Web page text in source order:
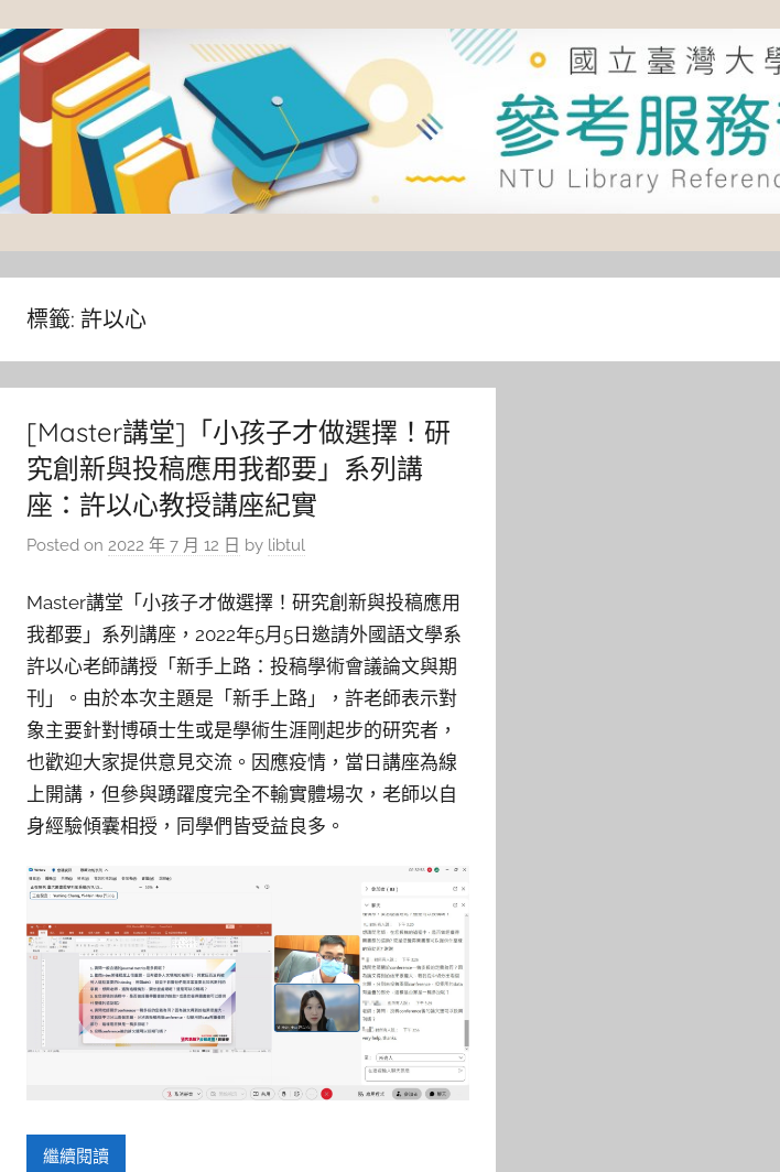
to
content
灣
圖
標籤: 許以心
[Master講堂]「小孩子才做選擇！研
究創新與投稿應用我都要」系列講
座：許以心教授講座紀實
Posted on 2022 年 7 月 12 日 by libtul
Master講堂「小孩子才做選擇！研究創新與投稿應用
我都要」系列講座，2022年5月5日邀請外國語文學系
許以心老師講授「新手上路：投稿學術會議論文與期
刊」。由於本次主題是「新手上路」，許老師表示對
象主要針對博碩士生或是學術生涯剛起步的研究者，
也歡迎大家提供意見交流。因應疫情，當日講座為線
上開講，但參與踴躍度完全不輸實體場次，老師以自
身經驗傾囊相授，同學們皆受益良多。
繼續閱讀